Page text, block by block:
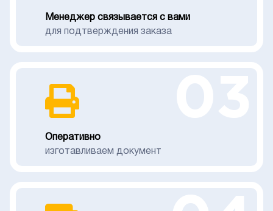
Менеджер связывается с вами
для подтверждения заказа
Оперативно
изготавливаем документ